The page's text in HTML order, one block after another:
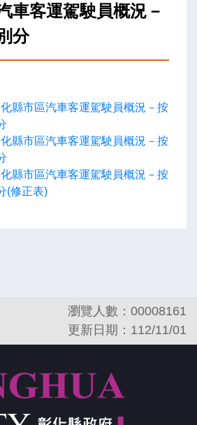
車客運駕駛員概況－
分
縣市區汽車客運駕駛員概況－按
縣市區汽車客運駕駛員概況－按
縣市區汽車客運駕駛員概況－按
(修正表)
瀏覽人數：00008161
更新日期：112/11/01